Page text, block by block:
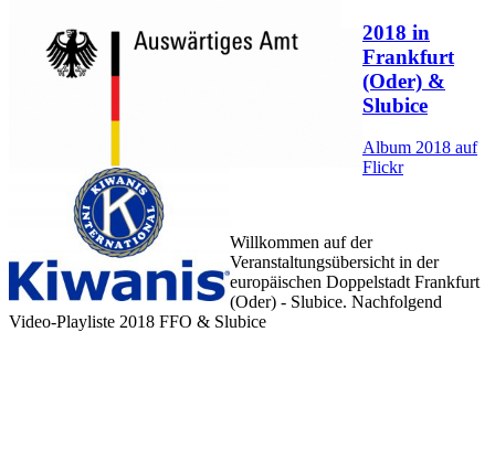
2018 in
Frankfurt
(Oder) &
Slubice
Album 2018 auf
Flickr
Willkommen auf der
Veranstaltungsübersicht in der
europäischen Doppelstadt Frankfurt
(Oder) - Slubice. Nachfolgend
Video-Playliste 2018 FFO & Slubice